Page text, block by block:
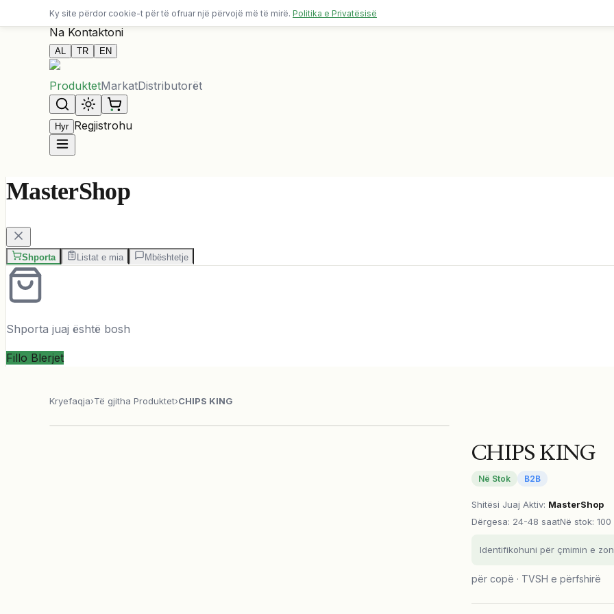
Dërgesa falas për porosi mbi 10,000 ALL
Na Kontaktoni
AL TR EN
ProduktetMarkatDistributorët
Hyr Regjistrohu
MasterShop
Shporta Listat e mia Mbështetje
Shporta juaj është bosh
Fillo Blerjet
Kryefaqja›Të gjitha Produktet›CHIPS KING
CHIPS KING
Në Stok B2B
Shitësi Juaj Aktiv: MasterShop
Dërgesa: 24-48 saatNë stok: 100
Identifikohuni për çmimin e
për copë · TVSH e përfshirë
Ky site përdor cookie-t për të ofruar një përvojë më të mirë. Politika e Privatësisë